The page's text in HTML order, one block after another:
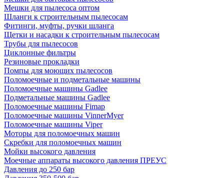
Мешки для пылесоса оптом
Шланги к строительным пылесосам
Фитинги, муфты, ручки шланга
Щетки и насадки к строительным пылесосам
Трубы для пылесосов
Циклонные фильтры
Резиновые прокладки
Помпы для моющих пылесосов
Поломоечные и подметальные машины
Поломоечные машины Gadlee
Подметальные машины Gadlee
Поломоечные машины Fimap
Поломоечные машины VinnerMyer
Поломоечные машины Viper
Моторы для поломоечных машин
Скребки для поломоечных машин
Мойки высокого давления
Моечные аппараты высокого давления ПРЕУС
Давления до 250 бар